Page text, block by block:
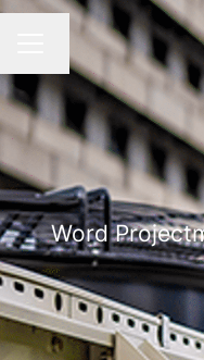
CARRIÈREMENU
Taal wijzigen
Word